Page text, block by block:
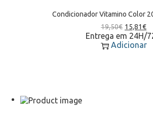
Condicionador Vitamino Color
19,50€ 15,81€
Entrega em 24H/
Adicionar